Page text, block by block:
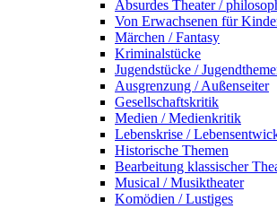
Absurdes Theater /
Von Erwachsenen für
Märchen / Fantasy
Kriminalstücke
Jugendstücke /
Ausgrenzung / Außenseiter
Gesellschaftskritik
Medien / Medienkritik
Lebenskrise /
Historische Themen
Bearbeitung klassischer
Musical / Musiktheater
Komödien / Lustiges